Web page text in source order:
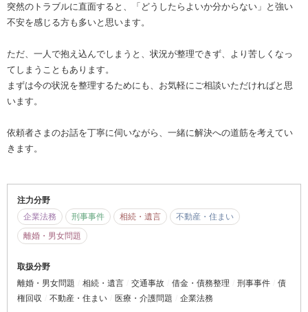
突然のトラブルに直面すると、「どうしたらよいか分からない」と強い
不安を感じる方も多いと思います。
ただ、一人で抱え込んでしまうと、状況が整理できず、より苦しくなっ
てしまうこともあります。
まずは今の状況を整理するためにも、お気軽にご相談いただければと思
います。
依頼者さまのお話を丁寧に伺いながら、一緒に解決への道筋を考えてい
きます。
注力分野
企業法務
刑事事件 相続・遺言
不動産・住まい
離婚・男女問題
取扱分野
離婚・男女問題
相続・遺言 交通事故 借金・債務整理 刑事事件
債
権回収
不動産・住まい 医療・介護問題 企業法務